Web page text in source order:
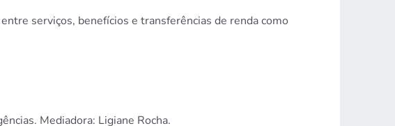
serviços, benefícios e transferências de renda como
Mediadora: Ligiane Rocha.